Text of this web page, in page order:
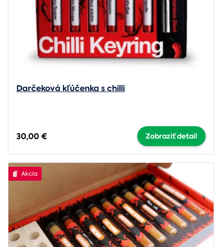
Darčeková kľúčenka s chilli
30,00 € Zobraziť detail
Akcia